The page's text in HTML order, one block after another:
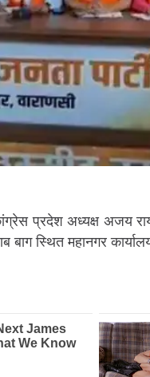
प्रदेश अध्यक्ष अजय
बाग स्थित महानगर